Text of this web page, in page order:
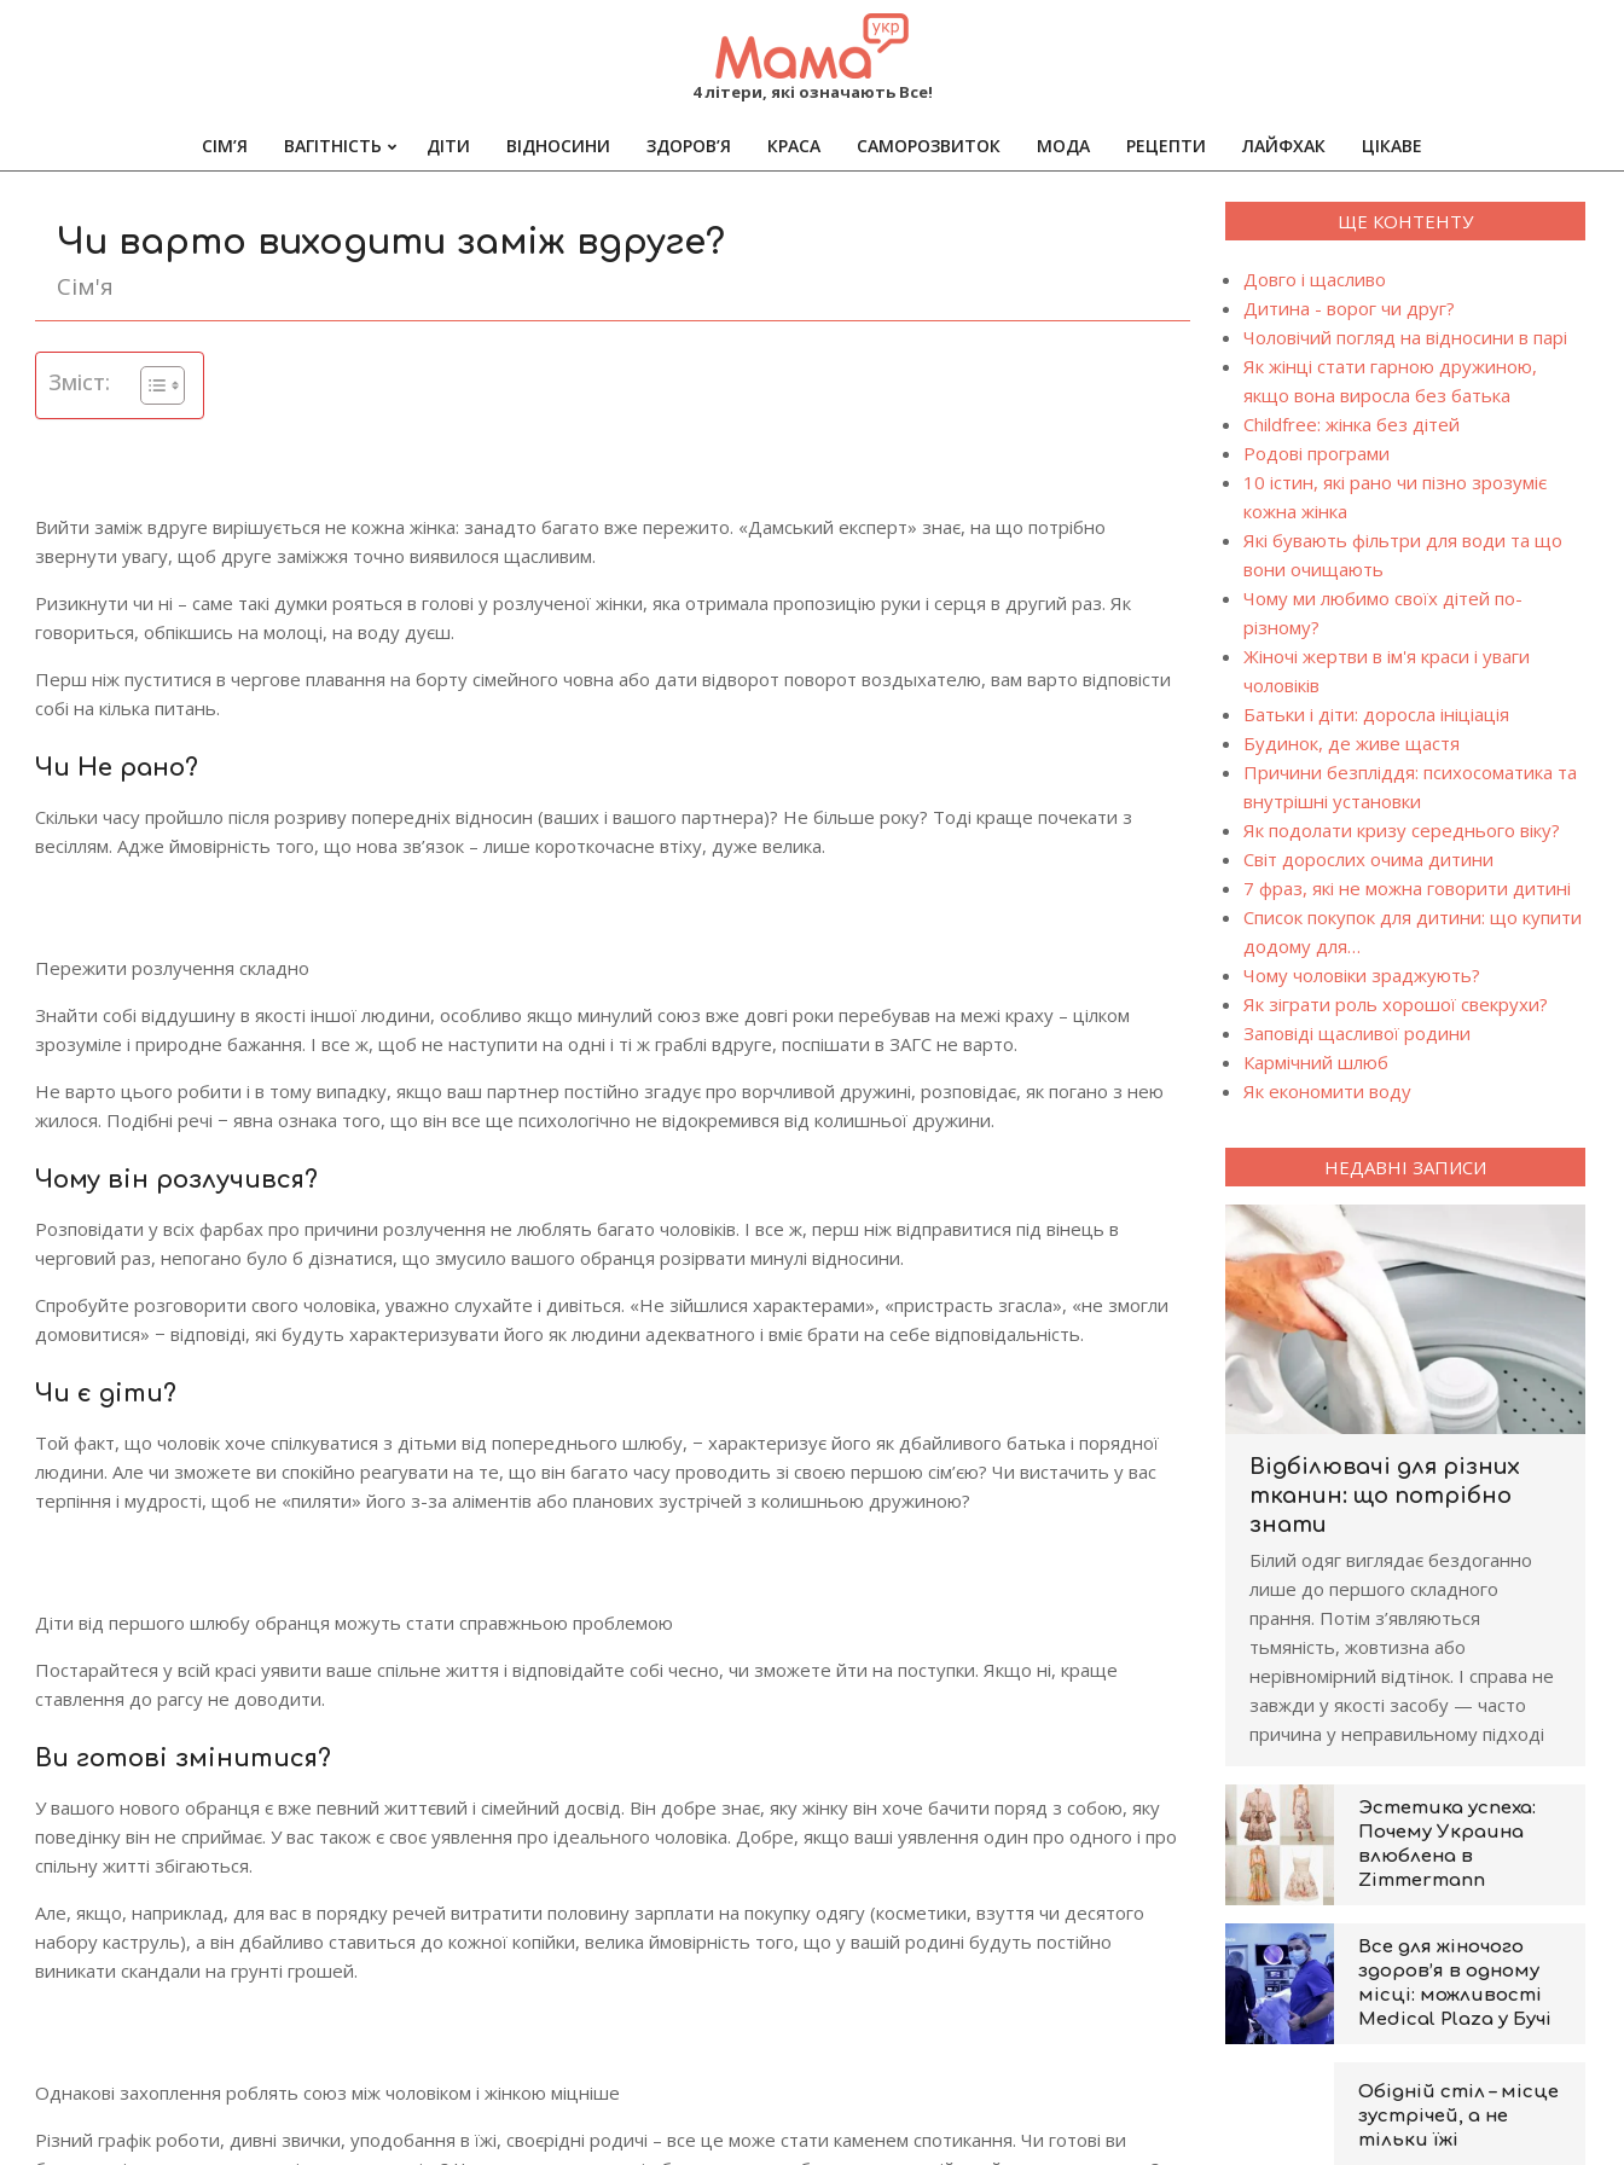
MAMA
4 літери, які означають Все!
Primary
СІМ’Я ВАГІТНІСТЬ ДІТИ ВІДНОСИНИ ЗДОРОВ’Я КРАСА САМОРОЗВИТОК МОДА РЕЦЕПТИ ЛАЙФХАК ЦІКАВЕ
Чи варто виходити заміж вдруге?
Сім'я
Зміст:
Вийти заміж вдруге вирішується не кожна жінка: занадто багато вже пережито. «Дамський експерт» знає, на що потрібно
звернути увагу, щоб друге заміжжя точно виявилося щасливим.
Ризикнути чи ні – саме такі думки рояться в голові у розлученої жінки, яка отримала пропозицію руки і серця в другий раз. Як
говориться, обпікшись на молоці, на воду дуєш.
Перш ніж пуститися в чергове плавання на борту сімейного човна або дати відворот поворот воздыхателю, вам варто відповісти
собі на кілька питань.
Чи Не рано?
Скільки часу пройшло після розриву попередніх відносин (ваших і вашого партнера)? Не більше року? Тоді краще почекати з
весіллям. Адже ймовірність того, що нова зв’язок – лише короткочасне втіху, дуже велика.
Пережити розлучення складно
Знайти собі віддушину в якості іншої людини, особливо якщо минулий союз вже довгі роки перебував на межі краху – цілком
зрозуміле і природне бажання. І все ж, щоб не наступити на одні і ті ж граблі вдруге, поспішати в ЗАГС не варто.
Не варто цього робити і в тому випадку, якщо ваш партнер постійно згадує про ворчливой дружині, розповідає, як погано з нею
жилося. Подібні речі − явна ознака того, що він все ще психологічно не відокремився від колишньої дружини.
Чому він розлучився?
Розповідати у всіх фарбах про причини розлучення не люблять багато чоловіків. І все ж, перш ніж відправитися під вінець в
черговий раз, непогано було б дізнатися, що змусило вашого обранця розірвати минулі відносини.
Спробуйте розговорити свого чоловіка, уважно слухайте і дивіться. «Не зійшлися характерами», «пристрасть згасла», «не змогли
домовитися» − відповіді, які будуть характеризувати його як людини адекватного і вміє брати на себе відповідальність.
Чи є діти?
Той факт, що чоловік хоче спілкуватися з дітьми від попереднього шлюбу, − характеризує його як дбайливого батька і порядної
людини. Але чи зможете ви спокійно реагувати на те, що він багато часу проводить зі своєю першою сім’єю? Чи вистачить у вас
терпіння і мудрості, щоб не «пиляти» його з-за аліментів або планових зустрічей з колишньою дружиною?
Діти від першого шлюбу обранця можуть стати справжньою проблемою
Постарайтеся у всій красі уявити ваше спільне життя і відповідайте собі чесно, чи зможете йти на поступки. Якщо ні, краще
ставлення до рагсу не доводити.
Ви готові змінитися?
У вашого нового обранця є вже певний життєвий і сімейний досвід. Він добре знає, яку жінку він хоче бачити поряд з собою, яку
поведінку він не сприймає. У вас також є своє уявлення про ідеального чоловіка. Добре, якщо ваші уявлення один про одного і про
спільну житті збігаються.
Але, якщо, наприклад, для вас в порядку речей витратити половину зарплати на покупку одягу (косметики, взуття чи десятого
набору каструль), а він дбайливо ставиться до кожної копійки, велика ймовірність того, що у вашій родині будуть постійно
виникати скандали на грунті грошей.
Однакові захоплення роблять союз між чоловіком і жінкою міцніше
Різний графік роботи, дивні звички, уподобання в їжі, своєрідні родичі – все це може стати каменем спотикання. Чи готові ви
ЩЕ КОНТЕНТУ
Довго і щасливо
Дитина - ворог чи друг?
Чоловічий погляд на відносини в парі
Як жінці стати гарною дружиною,
якщо вона виросла без батька
Childfree: жінка без дітей
Родові програми
10 істин, які рано чи пізно зрозуміє
кожна жінка
Які бувають фільтри для води та що
вони очищають
Чому ми любимо своїх дітей по-
різному?
Жіночі жертви в ім'я краси і уваги
чоловіків
Батьки і діти: доросла ініціація
Будинок, де живе щастя
Причини безпліддя: психосоматика та
внутрішні установки
Як подолати кризу середнього віку?
Світ дорослих очима дитини
7 фраз, які не можна говорити дитині
Список покупок для дитини: що купити
додому для…
Чому чоловіки зраджують?
Як зіграти роль хорошої свекрухи?
Заповіді щасливої родини
Кармічний шлюб
Як економити воду
НЕДАВНІ ЗАПИСИ
Відбілювачі для різних
тканин: що потрібно
знати
Білий одяг виглядає бездоганно
лише до першого складного
прання. Потім з’являються
тьмяність, жовтизна або
нерівномірний відтінок. І справа не
завжди у якості засобу — часто
причина у неправильному підході
Эстетика успеха:
Почему Украина
влюблена в
Zimmermann
Все для жіночого
здоров’я в одному
місці: можливості
Medical Plaza у Бучі
Обідній стіл – місце
зустрічей, а не
тільки їжі